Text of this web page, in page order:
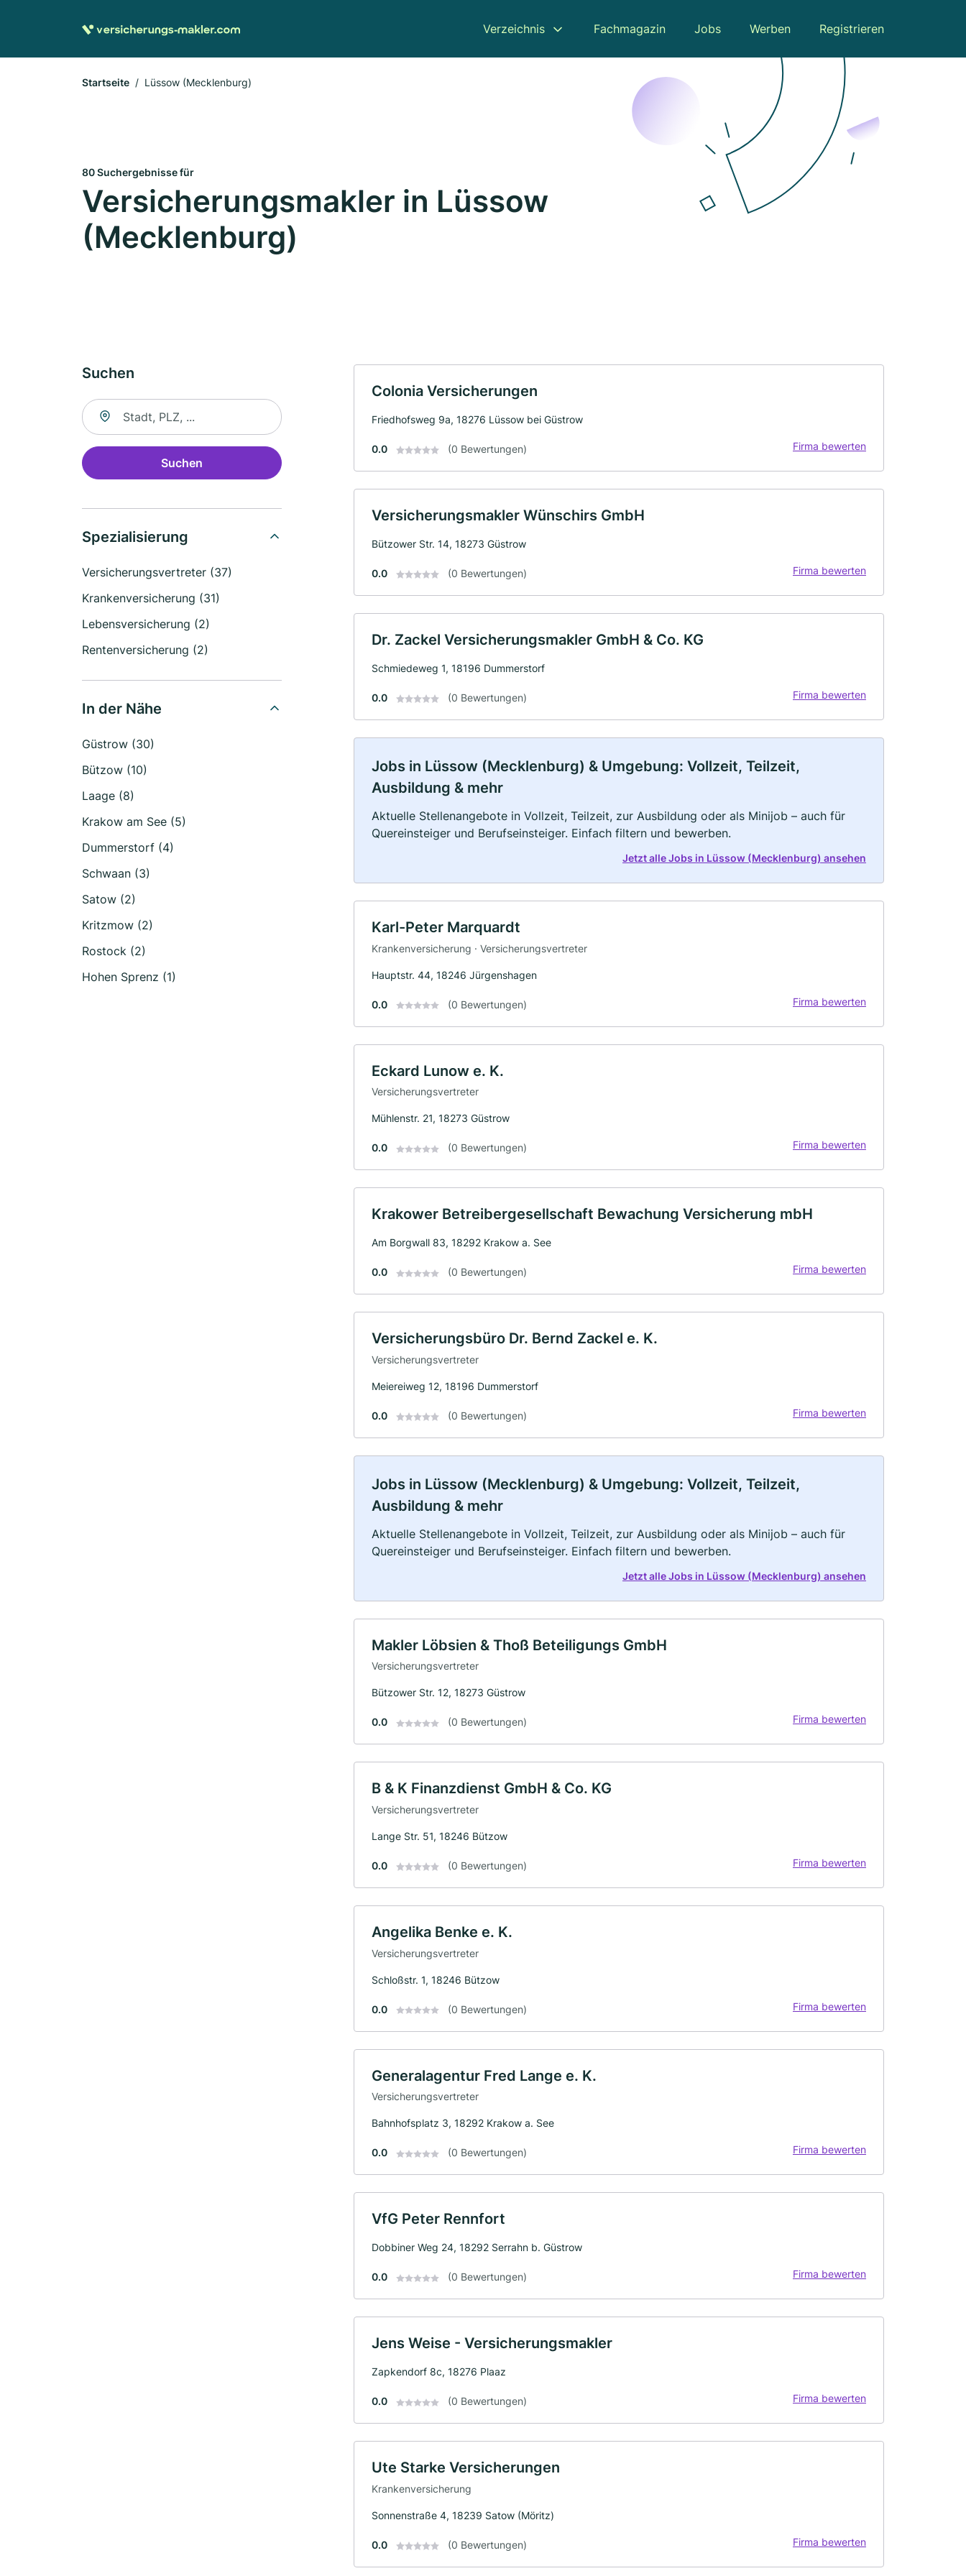
Verzeichnis Fachmagazin Jobs Werben Registrieren
Startseite Lüssow (Mecklenburg)
80 Suchergebnisse für
Versicherungsmakler in Lüssow
(Mecklenburg)
Suchen
Suche nach Ort
Suchen
Spezialisierung
Versicherungsvertreter (37)
Krankenversicherung (31)
Lebensversicherung (2)
Rentenversicherung (2)
In der Nähe
Güstrow (30)
Bützow (10)
Laage (8)
Krakow am See (5)
Dummerstorf (4)
Schwaan (3)
Satow (2)
Kritzmow (2)
Rostock (2)
Hohen Sprenz (1)
Colonia Versicherungen
Friedhofsweg 9a, 18276 Lüssow bei Güstrow
0.0 (0 Bewertungen) Firma bewerten
Versicherungsmakler Wünschirs GmbH
Bützower Str. 14, 18273 Güstrow
0.0 (0 Bewertungen) Firma bewerten
Dr. Zackel Versicherungsmakler GmbH & Co. KG
Schmiedeweg 1, 18196 Dummerstorf
0.0 (0 Bewertungen) Firma bewerten
Jobs in Lüssow (Mecklenburg) & Umgebung: Vollzeit, Teilzeit,
Ausbildung & mehr
Aktuelle Stellenangebote in Vollzeit, Teilzeit, zur Ausbildung oder als Minijob – auch für
Quereinsteiger und Berufseinsteiger. Einfach filtern und bewerben.
Jetzt alle Jobs in Lüssow (Mecklenburg) ansehen
Karl-Peter Marquardt
Krankenversicherung · Versicherungsvertreter
Hauptstr. 44, 18246 Jürgenshagen
0.0 (0 Bewertungen) Firma bewerten
Eckard Lunow e. K.
Versicherungsvertreter
Mühlenstr. 21, 18273 Güstrow
0.0 (0 Bewertungen) Firma bewerten
Krakower Betreibergesellschaft Bewachung Versicherung mbH
Am Borgwall 83, 18292 Krakow a. See
0.0 (0 Bewertungen) Firma bewerten
Versicherungsbüro Dr. Bernd Zackel e. K.
Versicherungsvertreter
Meiereiweg 12, 18196 Dummerstorf
0.0 (0 Bewertungen) Firma bewerten
Jobs in Lüssow (Mecklenburg) & Umgebung: Vollzeit, Teilzeit,
Ausbildung & mehr
Aktuelle Stellenangebote in Vollzeit, Teilzeit, zur Ausbildung oder als Minijob – auch für
Quereinsteiger und Berufseinsteiger. Einfach filtern und bewerben.
Jetzt alle Jobs in Lüssow (Mecklenburg) ansehen
Makler Löbsien & Thoß Beteiligungs GmbH
Versicherungsvertreter
Bützower Str. 12, 18273 Güstrow
0.0 (0 Bewertungen) Firma bewerten
B & K Finanzdienst GmbH & Co. KG
Versicherungsvertreter
Lange Str. 51, 18246 Bützow
0.0 (0 Bewertungen) Firma bewerten
Angelika Benke e. K.
Versicherungsvertreter
Schloßstr. 1, 18246 Bützow
0.0 (0 Bewertungen) Firma bewerten
Generalagentur Fred Lange e. K.
Versicherungsvertreter
Bahnhofsplatz 3, 18292 Krakow a. See
0.0 (0 Bewertungen) Firma bewerten
VfG Peter Rennfort
Dobbiner Weg 24, 18292 Serrahn b. Güstrow
0.0 (0 Bewertungen) Firma bewerten
Jens Weise - Versicherungsmakler
Zapkendorf 8c, 18276 Plaaz
0.0 (0 Bewertungen) Firma bewerten
Ute Starke Versicherungen
Krankenversicherung
Sonnenstraße 4, 18239 Satow (Möritz)
0.0 (0 Bewertungen) Firma bewerten